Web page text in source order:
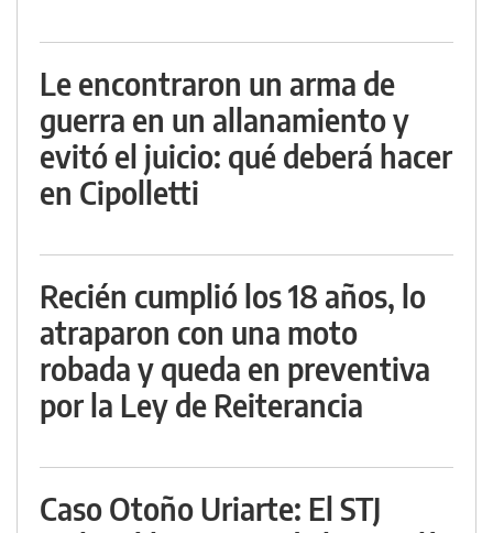
Le encontraron un arma de
guerra en un allanamiento y
evitó el juicio: qué deberá hacer
en Cipolletti
Recién cumplió los 18 años, lo
atraparon con una moto
robada y queda en preventiva
por la Ley de Reiterancia
Caso Otoño Uriarte: El STJ